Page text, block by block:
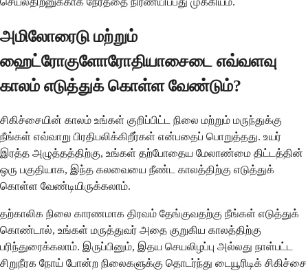
அமிலோரைடு மற்றும்
ஹைட்ரோகுளோரோதியாசைடை எவ்வளவு
காலம் எடுத்துக் கொள்ள வேண்டும்?
சிகிச்சையின் காலம் உங்கள் குறிப்பிட்ட நிலை மற்றும் மருந்துக்கு
நீங்கள் எவ்வாறு பிரதிபலிக்கிறீர்கள் என்பதைப் பொறுத்தது. உயர்
இரத்த அழுத்தத்திற்கு, உங்கள் தற்போதைய மேலாண்மை திட்டத்தின்
ஒரு பகுதியாக, இந்த கலவையை நீண்ட காலத்திற்கு எடுத்துக்
கொள்ள வேண்டியிருக்கலாம்.
தற்காலிக நிலை காரணமாக திரவம் தேங்குவதற்கு நீங்கள் எடுத்துக்
கொண்டால், உங்கள் மருத்துவர் அதை குறுகிய காலத்திற்கு
பரிந்துரைக்கலாம். இருப்பினும், இதய செயலிழப்பு அல்லது நாள்பட்ட
சிறுநீரக நோய் போன்ற நிலைகளுக்கு தொடர்ந்து டையூரிடிக் சிகிச்சை